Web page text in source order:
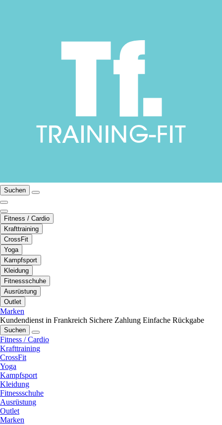
Suchen
Fitness / Cardio
Krafttraining
CrossFit
Yoga
Kampfsport
Kleidung
Fitnessschuhe
Ausrüstung
Outlet
Marken
Kundendienst in Frankreich Sichere Zahlung Einfache Rückgabe
Suchen
Fitness / Cardio
Krafttraining
CrossFit
Yoga
Kampfsport
Kleidung
Fitnessschuhe
Ausrüstung
Outlet
Marken